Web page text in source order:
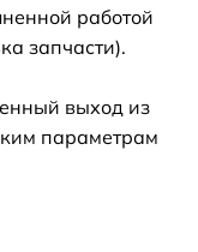
работой
запчасти).
выход из
параметрам